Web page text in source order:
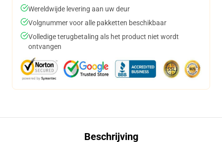
Wereldwijde levering aan uw deur
Volgnummer voor alle pakketten beschikbaar
Volledige terugbetaling als het product niet wordt
ontvangen
Beschrijving